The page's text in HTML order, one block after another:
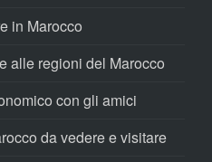
in Marocco
alle regioni del Marocco
con gli amici
da vedere e visitare